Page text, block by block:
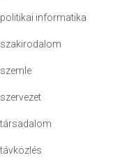
politikai informatika
szakirodalom
szemle
szervezet
társadalom
távközlés